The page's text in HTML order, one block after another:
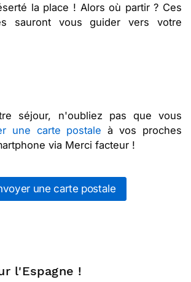
la place ! Alors où partir ? Ces
sauront vous guider vers votre
séjour, n'oubliez pas que vous
une carte postale à vos proches
via Merci facteur !
une carte postale
l'Espagne !